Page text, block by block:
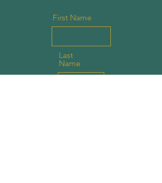
First Name
Last
Name